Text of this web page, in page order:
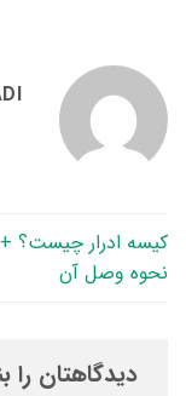
کیسه ادرار چیست؟ +
نحوه وصل آن
دیدگاهتان را